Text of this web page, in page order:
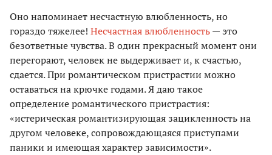
Оно напоминает несчастную влюбленность, но
гораздо тяжелее! Несчастная влюбленность— это
безответные чувства. В один прекрасный момент они
перегорают, человек не выдерживает и, к счастью,
сдается. При романтическом пристрастии можно
оставаться на крючке годами. Я даю такое
определение романтического пристрастия:
«истерическая романтизирующая зацикленность на
другом человеке, сопровождающаяся приступами
паники и имеющая характер зависимости».